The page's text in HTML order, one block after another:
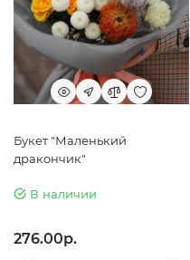
Букет "Маленький
дракончик"
В наличии
276.00р.